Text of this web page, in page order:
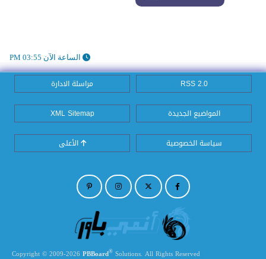
الساعة الآن 03:55 PM
RSS 2.0 مراسلة الادارة
المواضيع الجديدة XML Sitemap
سياسة الخصوصية الأعلى
Copyright © 2009-2026 PBBoard® Solutions. All Rights Reserved